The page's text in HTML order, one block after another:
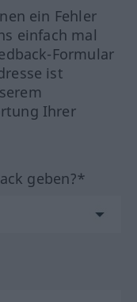
ein Fehler
einfach mal
Formular
ist
Ihrer
geben?*